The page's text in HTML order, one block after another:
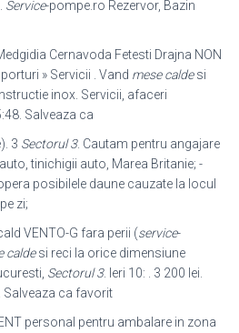
Service-pompe.ro Rezervor, Bazin
Cernavoda Fetesti Drajna NON
» Servicii . Vand mese caldesi
inox. Servicii, afaceri
Salveaza ca
3 Sectorul 3. Cautam pentru angajare
tinichigii auto, Marea Britanie; -
posibilele daune cauzate la locul
zi;
VENTO-G fara perii (service-
caldesi reci la orice dimensiune
Sectorul 3. Ieri 10: . 3 200 lei.
Salveaza ca favorit
personal pentru ambalare in zona